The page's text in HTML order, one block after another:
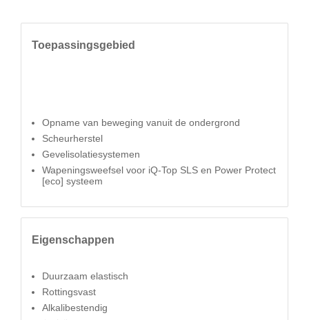
Toepassingsgebied
Opname van beweging vanuit de ondergrond
Scheurherstel
Gevelisolatiesystemen
Wapeningsweefsel voor iQ-Top SLS en Power Protect
[eco] systeem
Eigenschappen
Duurzaam elastisch
Rottingsvast
Alkalibestendig